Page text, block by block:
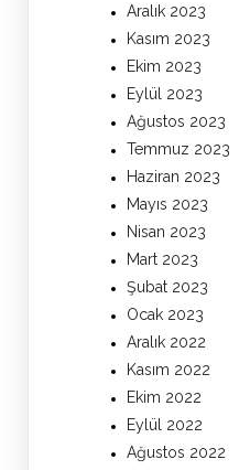
Aralık 2023
Kasım 2023
Ekim 2023
Eylül 2023
Ağustos 2023
Temmuz 2023
Haziran 2023
Mayıs 2023
Nisan 2023
Mart 2023
Şubat 2023
Ocak 2023
Aralık 2022
Kasım 2022
Ekim 2022
Eylül 2022
Ağustos 2022